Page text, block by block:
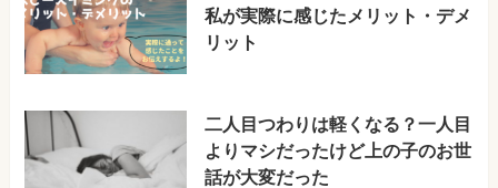
私が実際に感じたメリット・デメ
リット
二人目つわりは軽くなる？一人目
よりマシだったけど上の子のお世
話が大変だった